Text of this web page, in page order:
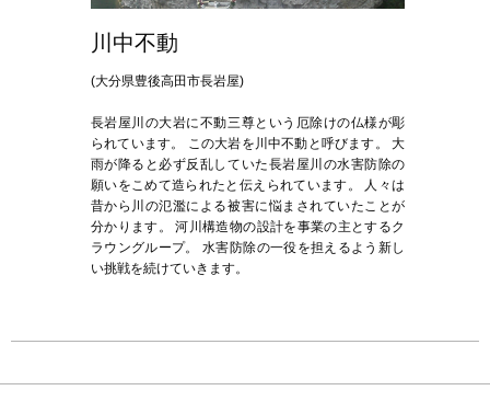
川中不動
(大分県豊後高田市長岩屋)
長岩屋川の大岩に不動三尊という厄除けの仏様が彫
られています。 この大岩を川中不動と呼びます。 大
雨が降ると必ず反乱していた長岩屋川の水害防除の
願いをこめて造られたと伝えられています。 人々は
昔から川の氾濫による被害に悩まされていたことが
分かります。 河川構造物の設計を事業の主とするク
ラウングループ。 水害防除の一役を担えるよう新し
い挑戦を続けていきます。